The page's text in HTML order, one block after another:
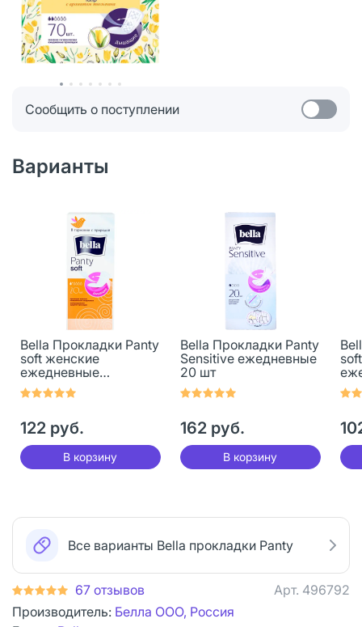
Сообщить о поступлении
Варианты
Bella Прокладки Panty
soft женские
ежедневные
гигиенические 20 шт
122 руб.
В корзину
Bella Прокладки Panty
Sensitive ежедневные
20 шт
162 руб.
В корзину
Все варианты Bella прокладки Panty
67 отзывов Арт. 496792
Производитель: Белла ООО, Россия